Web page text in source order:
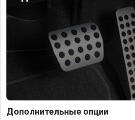
Дополнительные опции